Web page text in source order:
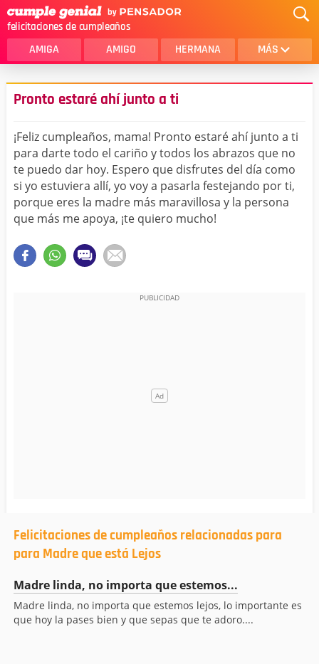
felicitaciones de cumpleaños
AMIGA AMIGO HERMANA MÁS
MAMA
AMOR
SOBRINA
HIJA
HERMANO
HIJO
NOVIA
ESPOSO
PAPA
TIA
Pronto estaré ahí junto a ti
¡Feliz cumpleaños, mama! Pronto estaré ahí junto a ti
para darte todo el cariño y todos los abrazos que no
te puedo dar hoy. Espero que disfrutes del día como
si yo estuviera allí, yo voy a pasarla festejando por ti,
porque eres la madre más maravillosa y la persona
que más me apoya, ¡te quiero mucho!
Felicitaciones de cumpleaños relacionadas para
para Madre que está Lejos
Madre linda, no importa que estemos...
Madre linda, no importa que estemos lejos, lo importante es
que hoy la pases bien y que sepas que te adoro....